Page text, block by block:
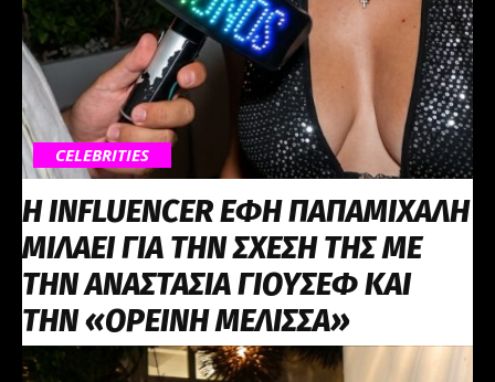
CELEBRITIES
Η INFLUENCER ΕΦΗ ΠΑΠΑΜΙΧΑΛΗ
ΜΙΛΑΕΙ ΓΙΑ ΤΗΝ ΣΧΕΣΗ ΤΗΣ ΜΕ
ΤΗΝ ΑΝΑΣΤΑΣΙΑ ΓΙΟΥΣΕΦ ΚΑΙ
ΤΗΝ «ΟΡΕΙΝΗ ΜΕΛΙΣΣΑ»